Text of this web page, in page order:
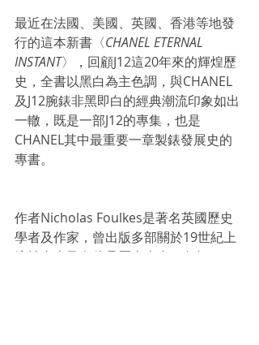
最近在法國、美國、英國、香港等地發
行的這本新書〈CHANEL ETERNAL
INSTANT〉，回顧J12這20年來的輝煌歷
史，全書以黑白為主色調，與CHANEL
及J12腕錶非黑即白的經典潮流印象如出
一轍，既是一部J12的專集，也是
CHANEL其中最重要一章製錶發展史的
專書。
作者Nicholas Foulkes是著名英國歷史
學者及作家，曾出版多部關於19世紀上
流社會史及奢侈品歷史專書，包括